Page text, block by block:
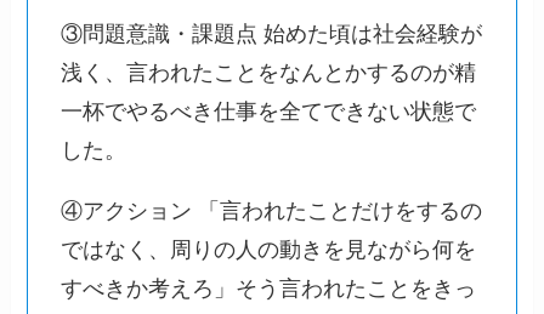
③問題意識・課題点 始めた頃は社会経験が
浅く、言われたことをなんとかするのが精
一杯でやるべき仕事を全てできない状態で
した。
④アクション 「言われたことだけをするの
ではなく、周りの人の動きを見ながら何を
すべきか考えろ」そう言われたことをきっ